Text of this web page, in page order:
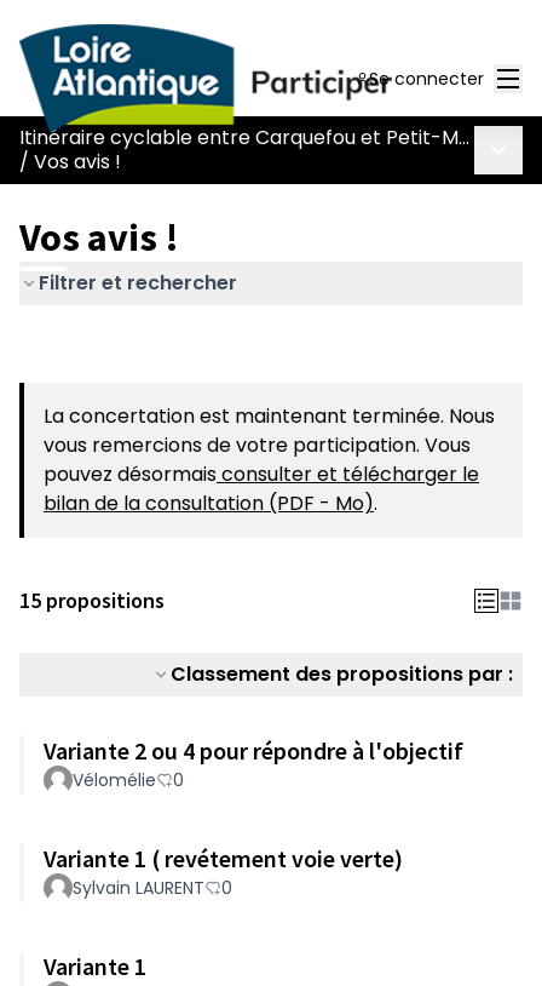
Se connecter
Itinéraire cyclable entre Carquefou et Petit-Mars
/ Vos avis !
Vos avis !
Filtrer et rechercher
La concertation est maintenant terminée. Nous
vous remercions de votre participation. Vous
pouvez désormaisconsulter et télécharger le
bilan de la consultation (PDF - Mo).
15 propositions
Classement des propositions par :
Variante 2 ou 4 pour répondre à l'objectif
Vélomélie 0
Variante 1 ( revétement voie verte)
Sylvain LAURENT 0
Variante 1